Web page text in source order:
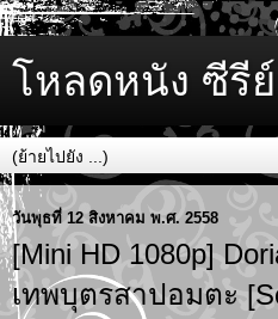
โหลดหนัง ซีรี
วันพุธที่ 12 สิงหาคม พ.ศ. 2558
[Mini HD 1080p]
เทพบุตรสาปอมตะ